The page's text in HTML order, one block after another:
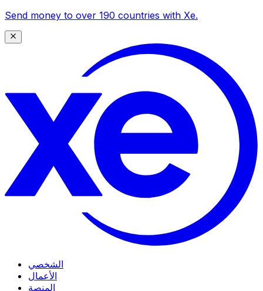
Send money to over 190 countries with Xe.
الشخصي
الأعمال
المنصة